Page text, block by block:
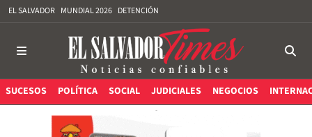
EL SALVADOR MUNDIAL 2026 DETENCIÓN
SUCESOS POLÍTICA SOCIAL JUDICIALES NEGOCIOS